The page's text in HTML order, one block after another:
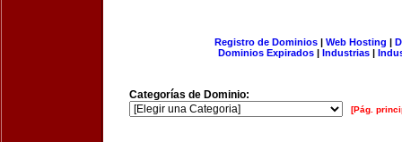
Registro de Dominios| Web Hosting |
Dominios Expirados | Industrias |
Categorías de Dominio:
[Pág.